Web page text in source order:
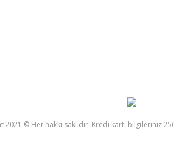
2021 © Her hakkı saklıdır. Kredi kartı bilgileriniz